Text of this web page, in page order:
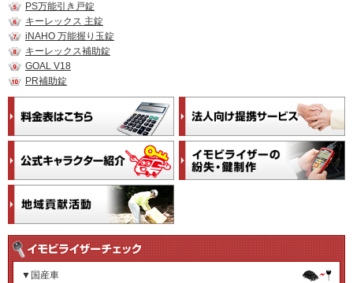
PS万能引き戸錠
キーレックス 主錠
iNAHO 万能握り玉錠
キーレックス補助錠
GOAL V18
PR補助錠
▼国産車